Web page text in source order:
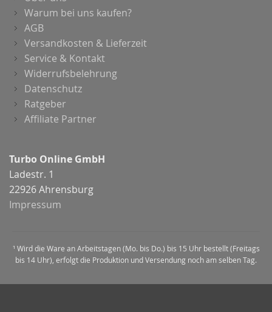
Warum bei uns kaufen?
AGB
Versandkosten & Lieferzeit
Service & Kontakt
Widerrufsbelehrung
Datenschutz
Ratgeber
Affiliate Partner
Turbo Online GmbH
Ladestr. 1
22926 Ahrensburg
Impressum
¹ Wird die Ware an Arbeitstagen (Mo. bis Do.) bis 15 Uhr bestellt (Freitags
bis 14 Uhr), erfolgt die Produktion und Versendung noch am selben Tag.